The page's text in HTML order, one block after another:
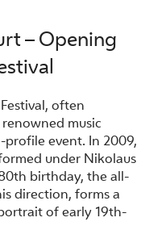
– Opening
often
music
event. In 2009,
under Nikolaus
birthday, the all-
direction, forms a
of early 19th-